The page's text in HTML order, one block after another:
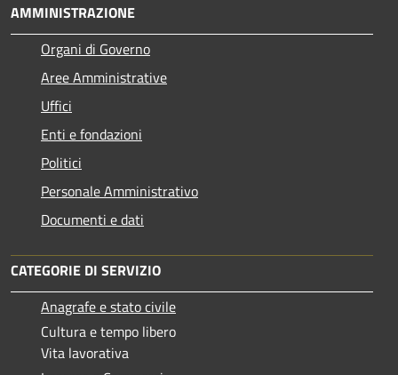
AMMINISTRAZIONE
Organi di Governo
Aree Amministrative
Uffici
Enti e fondazioni
Politici
Personale Amministrativo
Documenti e dati
CATEGORIE DI SERVIZIO
Anagrafe e stato civile
Cultura e tempo libero
Vita lavorativa